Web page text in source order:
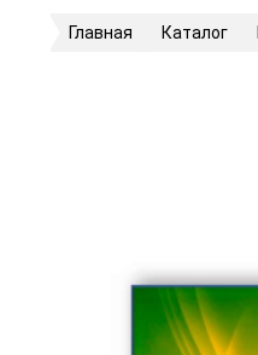
Главная Каталог